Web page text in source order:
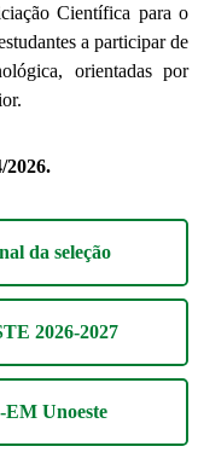
Científica para o
a participar de
orientadas por
2026.
da seleção
2026-2027
Unoeste